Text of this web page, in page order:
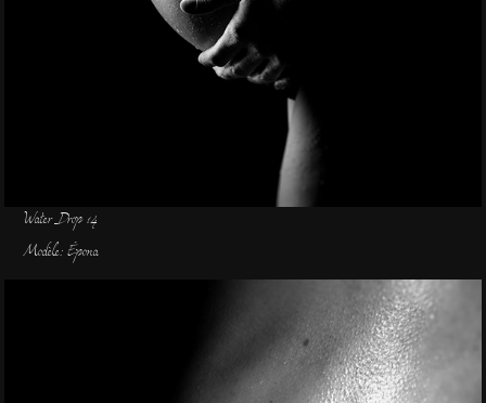
Water Drop 14
Modèle: Épona